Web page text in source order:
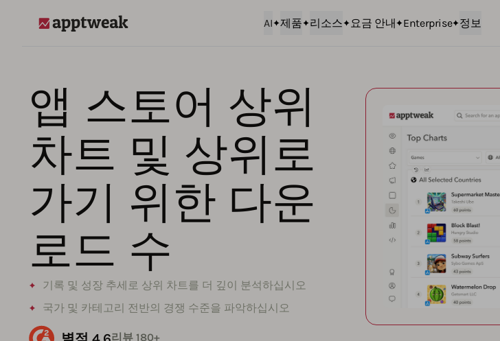
AI 제품 리소스 요금 안내 Enterprise 정보
앱 스토어 상위
차트 및 상위로
가기 위한 다운
로드 수
기록 및 성장 추세로 상위 차트를 더 깊이 분석하십시오
국가 및 카테고리 전반의 경쟁 수준을 파악하십시오
리뷰 180+